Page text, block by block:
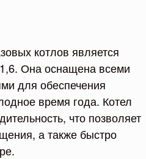
котлов является
Она оснащена всеми
для обеспечения
время года. Котел
что позволяет
а также быстро